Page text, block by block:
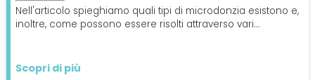
Nell'articolo spieghiamo quali tipi di microdonzia esistono e,
inoltre, come possono essere risolti attraverso vari
Scopri di più